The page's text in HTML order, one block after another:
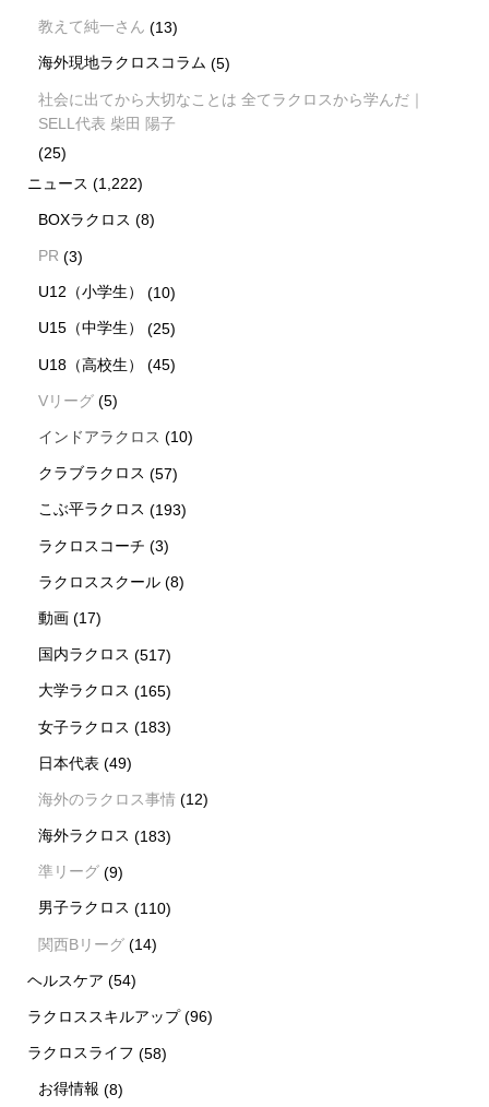
教えて純一さん (13)
海外現地ラクロスコラム (5)
社会に出てから大切なことは 全てラクロスから学んだ｜
SELL代表 柴田 陽子
(25)
ニュース (1,222)
BOXラクロス (8)
PR (3)
U12（小学生） (10)
U15（中学生） (25)
U18（高校生） (45)
Vリーグ (5)
インドアラクロス (10)
クラブラクロス (57)
こぶ平ラクロス (193)
ラクロスコーチ (3)
ラクロススクール (8)
動画 (17)
国内ラクロス (517)
大学ラクロス (165)
女子ラクロス (183)
日本代表 (49)
海外のラクロス事情 (12)
海外ラクロス (183)
準リーグ (9)
男子ラクロス (110)
関西Bリーグ (14)
ヘルスケア (54)
ラクロススキルアップ(96)
ラクロスライフ (58)
お得情報 (8)